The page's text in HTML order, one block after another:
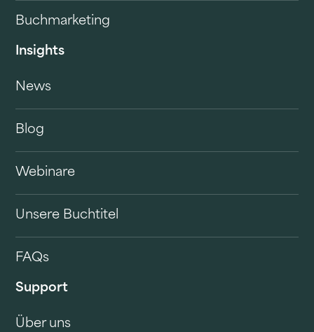
Buchmarketing
Insights
News
Blog
Webinare
Unsere Buchtitel
FAQs
Support
Über uns